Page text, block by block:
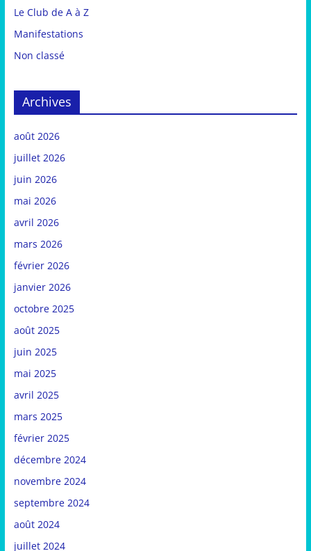
Le Club de A à Z
Manifestations
Non classé
Archives
août 2026
juillet 2026
juin 2026
mai 2026
avril 2026
mars 2026
février 2026
janvier 2026
octobre 2025
août 2025
juin 2025
mai 2025
avril 2025
mars 2025
février 2025
décembre 2024
novembre 2024
septembre 2024
août 2024
juillet 2024